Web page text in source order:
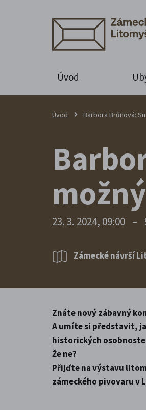
Úvod
Úvod Barbora Brůnová:
23. 3. 2024, 09:00 –
Zámecké návrší
Znáte nový zábavný
A umíte si představit,
historických
Že ne?
Přijďte na výstavu
zámeckého pivovaru v